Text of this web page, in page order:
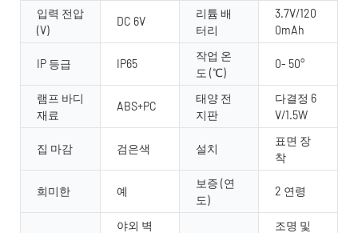
입력 전압
(V)
DC 6V
리튬 배
터리
3.7V/120
0mAh
IP 등급 IP65
작업 온
도 (℃)
0- 50°
램프 바디
재료
ABS+PC
태양 전
지판
다결정 6
V/1.5W
집 마감 검은색 설치
표면 장
착
희미한 예
보증 (연
도)
2 연령
야외 벽
조명 및